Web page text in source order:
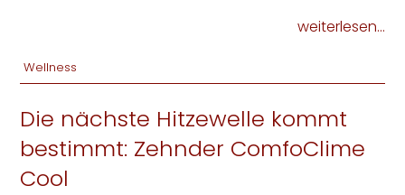
weiterlesen...
Wellness
Die nächste Hitzewelle kommt
bestimmt: Zehnder ComfoClime
Cool